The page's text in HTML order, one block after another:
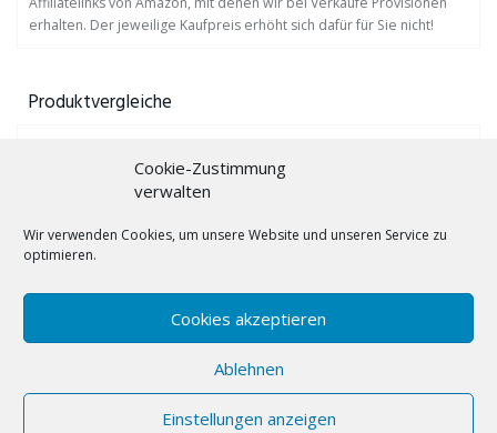
Cookie-Zustimmung
verwalten
Wir verwenden Cookies, um unsere Website und unseren Service zu
optimieren.
Cookies akzeptieren
Ablehnen
Einstellungen anzeigen
erhalten. Der jeweilige Kaufpreis erhöht sich dafür für Sie nicht!
Produktvergleiche
Gebärdensprache lernen mit Bücher!
Hörgeräte-Trockenbox